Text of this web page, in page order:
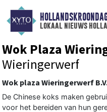
lokaal nieuws
Wok Plaza
Wieringerwerf
Wok plaza Wieringerwerf
De Chinese koks maken
voor het bereiden van hun